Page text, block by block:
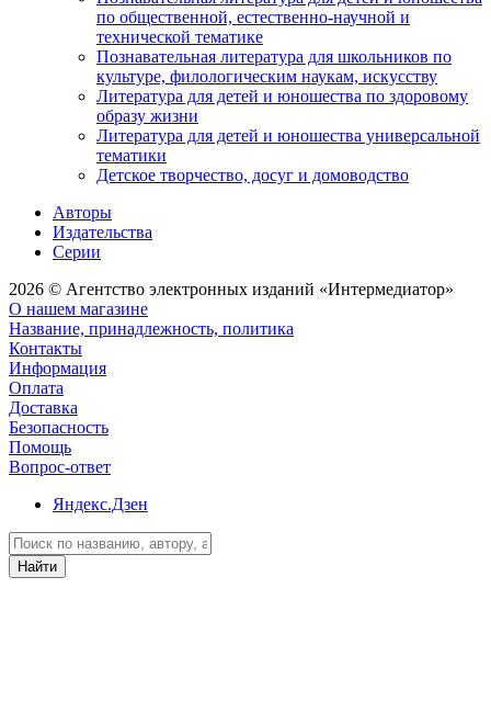
по общественной, естественно-научной и
технической тематике
Познавательная литература для школьников по
культуре, филологическим наукам, искусству
Литература для детей и юношества по здоровому
образу жизни
Литература для детей и юношества универсальной
тематики
Детское творчество, досуг и домоводство
Авторы
Издательства
Серии
2026 © Агентство электронных изданий «Интермедиатор»
О нашем магазине
Название, принадлежность, политика
Контакты
Информация
Оплата
Доставка
Безопасность
Помощь
Вопрос-ответ
Яндекс.Дзен
Найти